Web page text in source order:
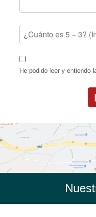
He podido leer y entiendo